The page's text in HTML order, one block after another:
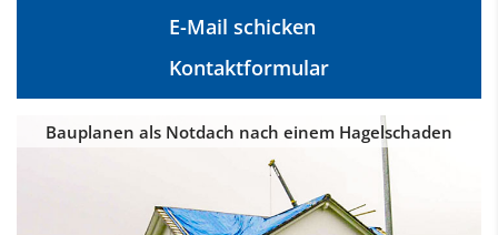
E-Mail schicken
Kontaktformular
Bauplanen als Notdach nach einem Hagelschaden